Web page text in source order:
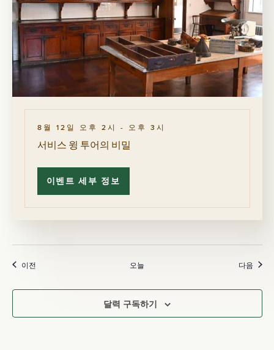
8월 12일 오후 2시 - 오후 3시
서비스 윙 투어의 비밀
이벤트 세부 정보
스
윙
이전일정표 오늘 다음일정표
달력 구독하기